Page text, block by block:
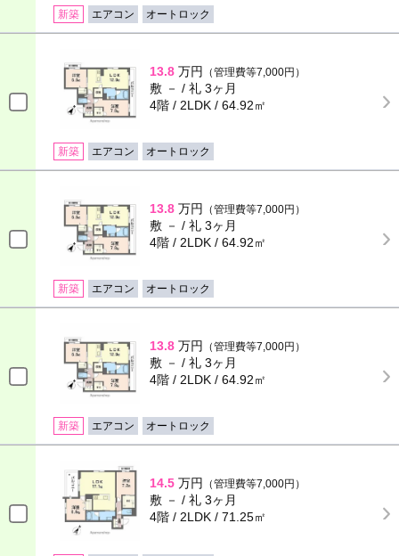
新築 エアコン オートロック
13.8 万円 （管理費等7,000円）
敷 － / 礼 3ヶ月
4階 / 2LDK / 64.92㎡
新築 エアコン オートロック
13.8 万円 （管理費等7,000円）
敷 － / 礼 3ヶ月
4階 / 2LDK / 64.92㎡
新築 エアコン オートロック
13.8 万円 （管理費等7,000円）
敷 － / 礼 3ヶ月
4階 / 2LDK / 64.92㎡
新築 エアコン オートロック
14.5 万円 （管理費等7,000円）
敷 － / 礼 3ヶ月
4階 / 2LDK / 71.25㎡